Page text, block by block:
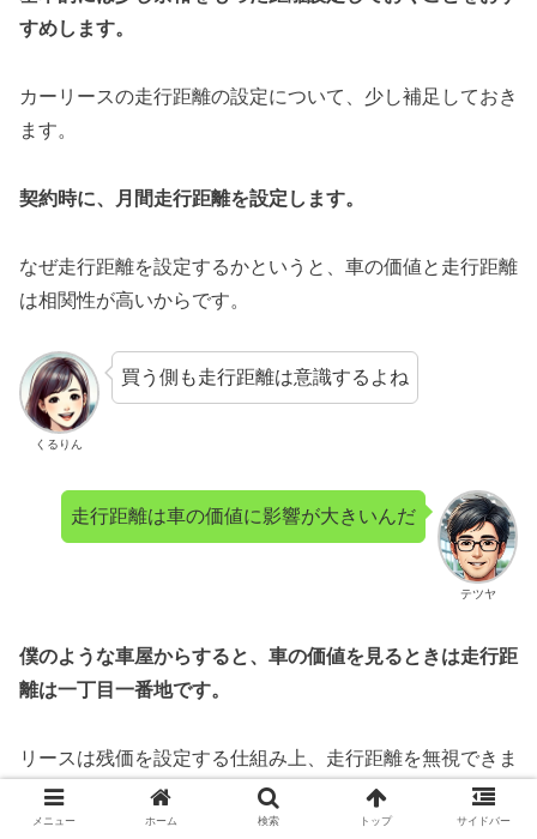
すめします。
カーリースの走行距離の設定について、少し補足しておき
ます。
契約時に、月間走行距離を設定します。
なぜ走行距離を設定するかというと、車の価値と走行距離
は相関性が高いからです。
くるりん
買う側も走行距離は意識するよね
テツヤ
走行距離は車の価値に影響が大きいんだ
僕のような車屋からすると、車の価値を見るときは走行距
離は一丁目一番地です。
リースは残価を設定する仕組み上、走行距離を無視できま
せん。
メニュー ホーム 検索 トップ サイドバー